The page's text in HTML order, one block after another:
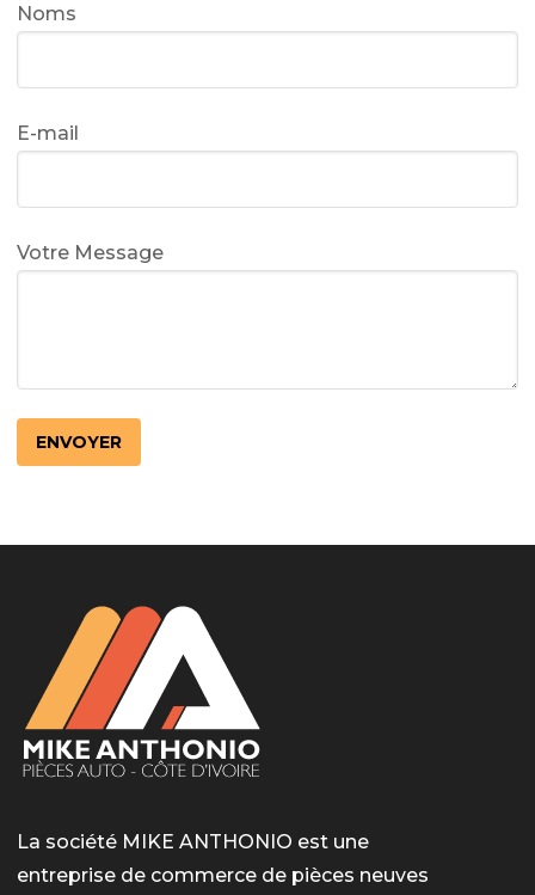
Noms
E-mail
Votre Message
LotoMart
Бай Лото
escort barcelone
https://intimaties.net/es/category/woman-used-
used-panties-es/
eros houston
albanianescort
La société MIKE ANTHONIO est une
entreprise de commerce de pièces neuves